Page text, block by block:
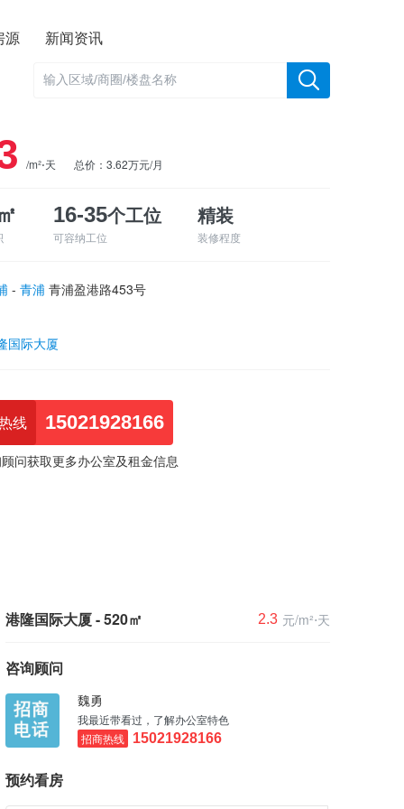
源 新闻资讯
/m²⋅天 总价：3.62万元/月
16-35个工位
可容纳工位
精装
装修程度
- 青浦 青浦盈港路453号
国际大厦
线 15021928166
问获取更多办公室及租金信息
港隆国际大厦 - 520㎡ 2.3 元/m²⋅天
咨询顾问
魏勇
我最近带看过，了解办公室特色
招商热线 15021928166
预约看房